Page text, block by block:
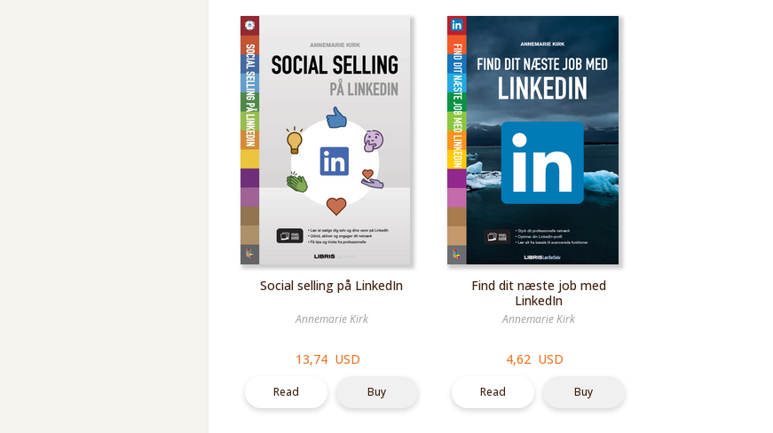
Social selling på LinkedIn
Annemarie Kirk
13,74 USD
Read Buy
Find dit næste job med
LinkedIn
Annemarie Kirk
4,62 USD
Read Buy